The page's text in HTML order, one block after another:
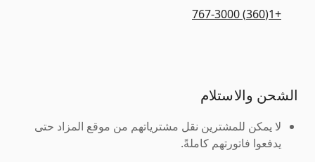
+1(360) 767-3000
الشحن والاستلام
لا يمكن للمشترين نقل مشترياتهم من موقع المزاد حتى
يدفعوا فاتورتهم كاملةً.